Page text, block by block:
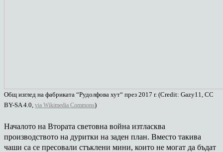
Общ изглед на фабриката “Рудолфова хут“ през 2017 г. (Credit: Gazy11, CC
BY-SA 4.0, via Wikimedia Commons)
Началото на Втората световна война изтласква
производството на дуритки на заден план. Вместо такива
чаши са се пресовали стъклени мини, които не могат да бъдат